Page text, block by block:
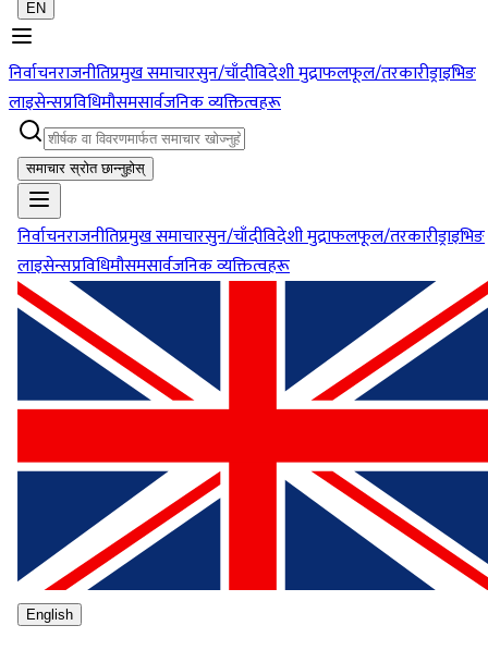
EN
निर्वाचनराजनीतिप्रमुख समाचारसुन/चाँदीविदेशी मुद्राफलफूल/तरकारीड्राइभिङ
लाइसेन्सप्रविधिमौसमसार्वजनिक व्यक्तित्वहरू
समाचार स्रोत छान्नुहोस्
निर्वाचनराजनीतिप्रमुख समाचारसुन/चाँदीविदेशी मुद्राफलफूल/तरकारीड्राइभिङ
लाइसेन्सप्रविधिमौसमसार्वजनिक व्यक्तित्वहरू
English